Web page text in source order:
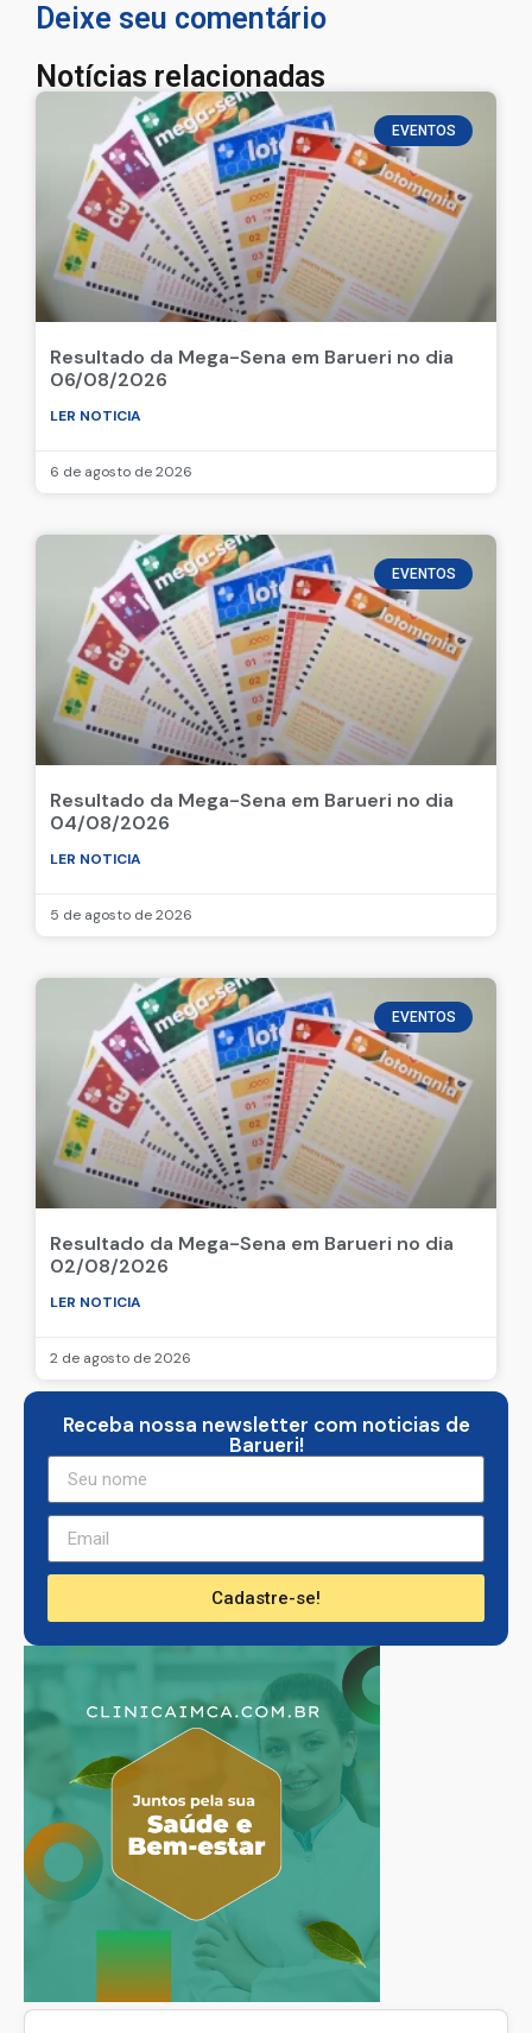
Deixe seu comentário
Notícias relacionadas
EVENTOS
Resultado da Mega-Sena em Barueri no dia
06/08/2026
LER NOTICIA
6 de agosto de 2026
EVENTOS
Resultado da Mega-Sena em Barueri no dia
04/08/2026
LER NOTICIA
5 de agosto de 2026
EVENTOS
Resultado da Mega-Sena em Barueri no dia
02/08/2026
LER NOTICIA
2 de agosto de 2026
Receba nossa newsletter com noticias de
Barueri!
Cadastre-se!